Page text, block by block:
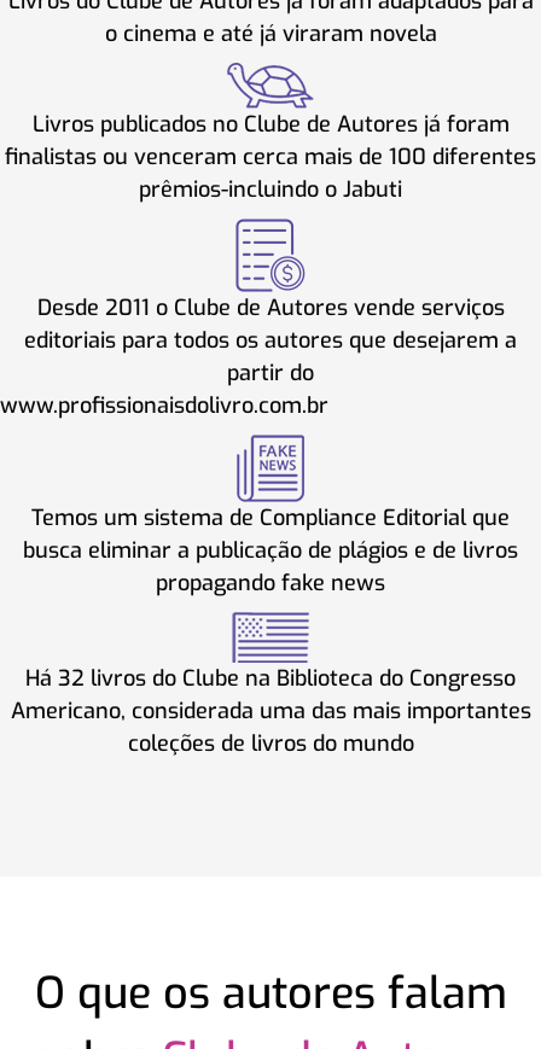
o cinema e até já viraram novela
Livros publicados no Clube de Autores já foram
finalistas ou venceram cerca mais de 100 diferentes
prêmios-incluindo o Jabuti
Desde 2011 o Clube de Autores vende serviços
editoriais para todos os autores que desejarem a
partir do
www.profissionaisdolivro.com.br
Temos um sistema de Compliance Editorial que
busca eliminar a publicação de plágios e de livros
propagando fake news
Há 32 livros do Clube na Biblioteca do Congresso
Americano, considerada uma das mais importantes
coleções de livros do mundo
O que os autores falam